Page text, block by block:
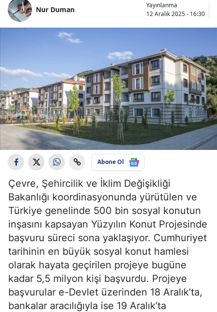
Nur Duman
Yayınlanma
12 Aralık 2025 - 16:30
Abone Ol
Çevre, Şehircilik ve İklim Değişikliği
Bakanlığı koordinasyonunda yürütülen ve
Türkiye genelinde 500 bin sosyal konutun
inşasını kapsayan Yüzyılın Konut Projesinde
başvuru süreci sona yaklaşıyor. Cumhuriyet
tarihinin en büyük sosyal konut hamlesi
olarak hayata geçirilen projeye bugüne
kadar 5,5 milyon kişi başvurdu. Projeye
başvurular e-Devlet üzerinden 18 Aralık’ta,
bankalar aracılığıyla ise 19 Aralık’ta